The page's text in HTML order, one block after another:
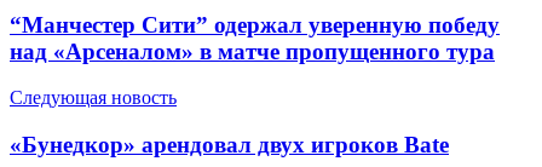
“Манчестер Сити” одержал уверенную победу
над «Арсеналом» в матче пропущенного тура
Следующая новость
«Бунедкор» арендовал двух игроков Bate